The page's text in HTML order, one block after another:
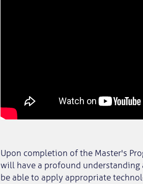
Upon completion of the Master's
will have a profound
be able to apply appropriate